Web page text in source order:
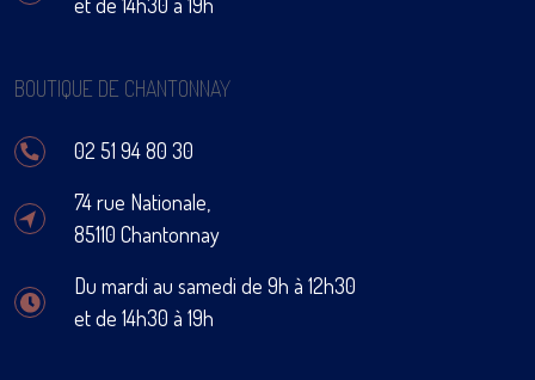
BOUTIQUE DE CHANTONNAY
02 51 94 80 30
74 rue Nationale,
85110 Chantonnay
Du mardi au samedi de 9h à 12h30
et de 14h30 à 19h